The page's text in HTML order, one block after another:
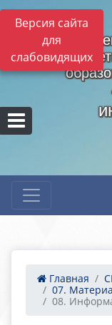
Версия сайта
для
слабовидящих
Главная
07.
08.